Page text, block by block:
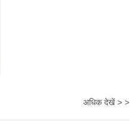
अधिक देखें > >